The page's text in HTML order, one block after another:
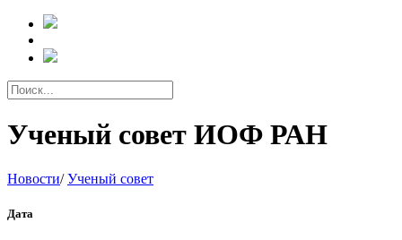
Ученый совет ИОФ РАН
Новости/ Ученый совет
Дата